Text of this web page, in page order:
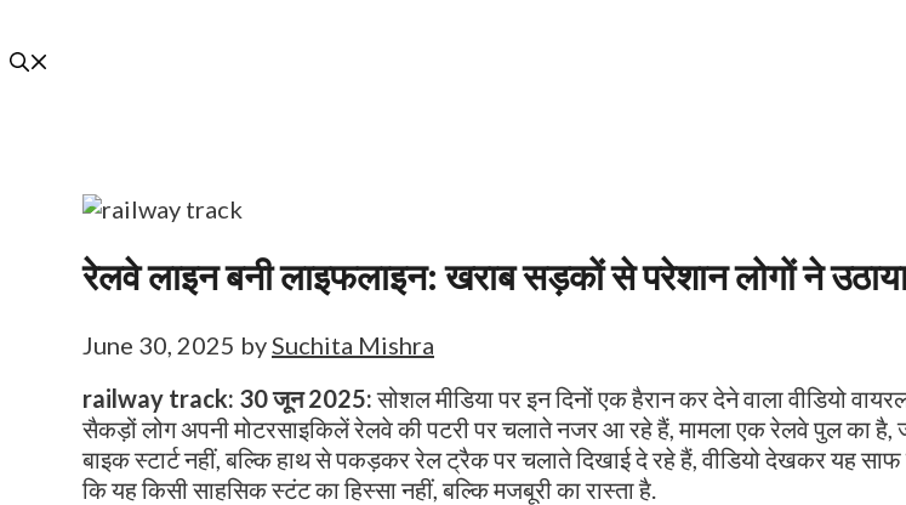
रेलवे लाइन बनी लाइफलाइन: खराब सड़कों से परेशान लोगों ने
June 30, 2025 by Suchita Mishra
railway track: 30 जून 2025:सोशल मीडिया पर इन दिनों एक हैरान कर देने वाला वीडियो
सैकड़ों लोग अपनी मोटरसाइकिलें रेलवे की पटरी पर चलाते नजर आ रहे हैं, मामला एक रेलवे पुल का है,
बाइक स्टार्ट नहीं, बल्कि हाथ से पकड़कर रेल ट्रैक पर चलाते दिखाई दे रहे हैं, वीडियो देखकर यह
कि यह किसी साहसिक स्टंट का हिस्सा नहीं, बल्कि मजबूरी का रास्ता है.